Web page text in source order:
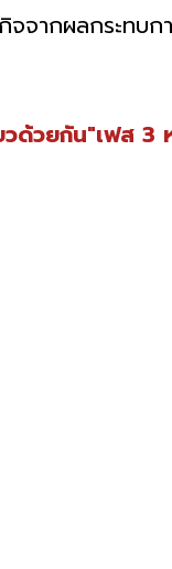
ากผลกระทบก
วด้วยกัน"เฟส